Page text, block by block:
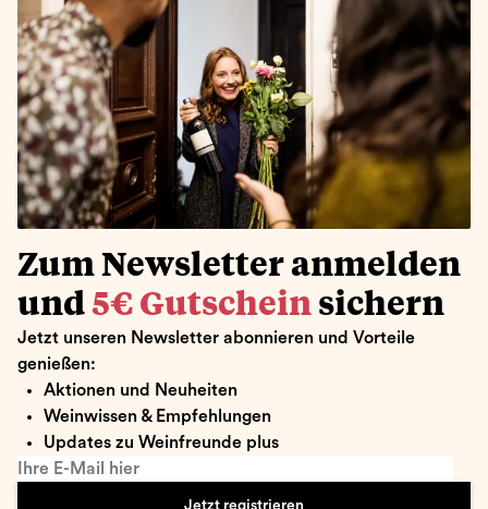
Zum Newsletter anmelden
und 5€ Gutschein sichern
Jetzt unseren Newsletter abonnieren und Vorteile
genießen:
Aktionen und Neuheiten
Weinwissen & Empfehlungen
Updates zu Weinfreunde plus
Ihre E-Mail hier
Jetzt registrieren